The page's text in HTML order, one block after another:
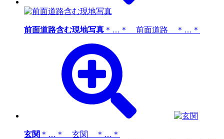
前面道路含む現地写真 ＊…＊ 前面道路 ＊…＊
玄関 ＊…＊ 玄関 ＊…＊